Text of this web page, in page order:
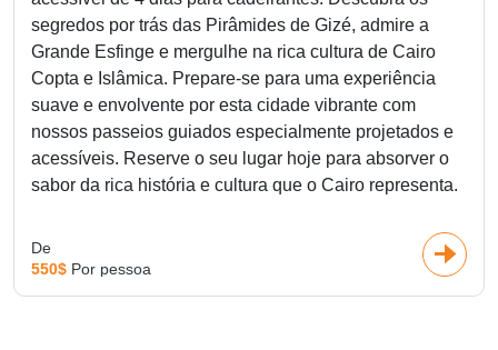
segredos por trás das Pirâmides de Gizé, admire a
Grande Esfinge e mergulhe na rica cultura de Cairo
Copta e Islâmica. Prepare-se para uma experiência
suave e envolvente por esta cidade vibrante com
nossos passeios guiados especialmente projetados e
acessíveis. Reserve o seu lugar hoje para absorver o
sabor da rica história e cultura que o Cairo representa.
De
550$ Por pessoa